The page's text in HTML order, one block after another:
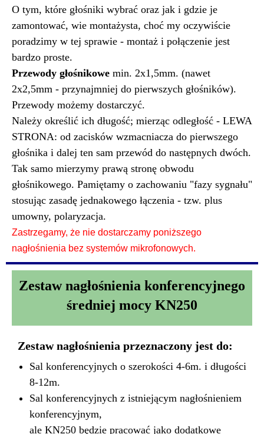
O tym, które głośniki wybrać oraz jak i gdzie je
zamontować, wie montażysta, choć my oczywiście
poradzimy w tej sprawie - montaż i połączenie jest
bardzo proste.
Przewody głośnikowe min. 2x1,5mm. (nawet
2x2,5mm - przynajmniej do pierwszych głośników).
Przewody możemy dostarczyć.
Należy określić ich długość; mierząc odległość - LEWA
STRONA: od zacisków wzmacniacza do pierwszego
głośnika i dalej ten sam przewód do następnych dwóch.
Tak samo mierzymy prawą stronę obwodu
głośnikowego. Pamiętamy o zachowaniu "fazy sygnału"
stosując zasadę jednakowego łączenia - tzw. plus
umowny, polaryzacja.
Zastrzegamy, że nie dostarczamy poniższego
nagłośnienia bez systemów mikrofonowych.
Zestaw nagłośnienia konferencyjnego
średniej mocy KN250
Zestaw nagłośnienia przeznaczony jest do:
Sal konferencyjnych o szerokości 4-6m. i długości
8-12m.
Sal konferencyjnych z istniejącym nagłośnieniem
konferencyjnym,
ale KN250 będzie pracować jako dodatkowe